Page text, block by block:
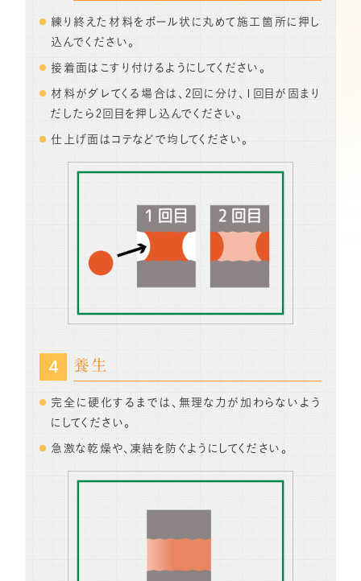
練り終えた材料をボール状に丸めて施工箇所に押し
込んでください。
接着面はこすり付けるようにしてください。
材料がダレてくる場合は、2回に分け、1回目が固まり
だしたら2回目を押し込んでください。
仕上げ面はコテなどで均してください。
養生
完全に硬化するまでは、無理な力が加わらないよう
にしてください。
急激な乾燥や、凍結を防ぐようにしてください。